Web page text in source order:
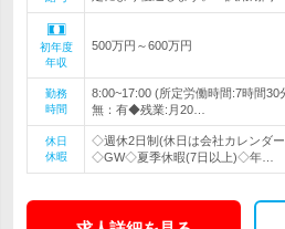
初年度
年収
500万円～600万円
勤務
時間
8:00~17:00 (所定労働時間:7時間
無：有◆残業:月20…
休日
休暇
◇週休2日制(休日は会社カレンダ
◇GW◇夏季休暇(7日以上)◇年…